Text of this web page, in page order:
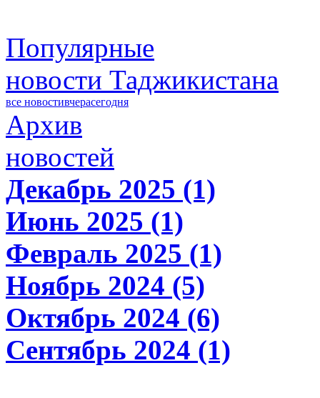
Популярные
новости Таджикистана
все новостивчерасегодня
Архив
новостей
Декабрь 2025 (1)
Июнь 2025 (1)
Февраль 2025 (1)
Ноябрь 2024 (5)
Октябрь 2024 (6)
Сентябрь 2024 (1)